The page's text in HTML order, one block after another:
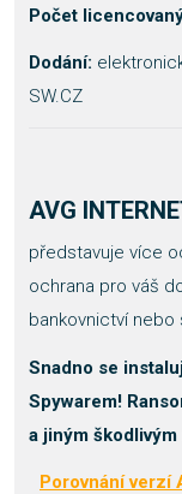
Počet
Dodání:
SW.CZ
AVG
představuje více
ochrana pro váš
bankovnictví nebo
Snadno se
Spywarem!
a jiným škodlivým
Porovnání verzí